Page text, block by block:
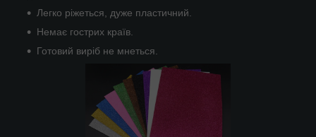
Легко ріжеться, дуже пластичний.
Немає гострих країв.
Готовий виріб не мнеться.